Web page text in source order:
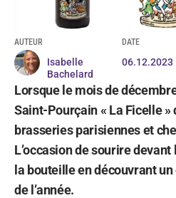
AUTEUR
Isabelle
Bachelard
DATE
06.12.2023
Lorsque le mois de
Saint-Pourçain « La Ficelle »
brasseries parisiennes et
L’occasion de sourire
la bouteille en découvrant
de l’année.